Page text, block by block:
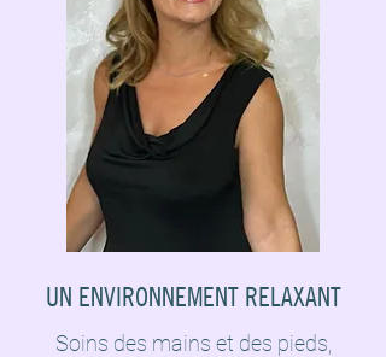
UN ENVIRONNEMENT RELAXANT
Soins des mains et des pieds,